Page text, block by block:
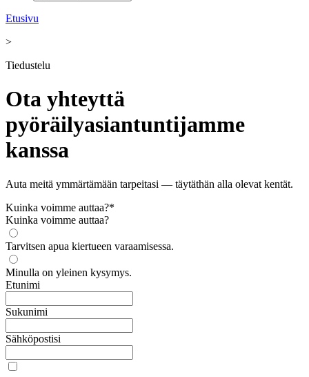
Etusivu
>
Tiedustelu
Ota yhteyttä
pyöräilyasiantuntijamme
kanssa
Auta meitä ymmärtämään tarpeitasi — täytäthän alla olevat kentät.
Kuinka voimme auttaa?*
Kuinka voimme auttaa?
Tarvitsen apua kiertueen varaamisessa.
Minulla on yleinen kysymys.
Etunimi
Sukunimi
Sähköpostisi